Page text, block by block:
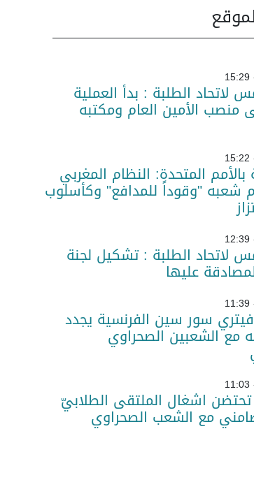
لاتحاد الطلبة : بدأ العملية
منصب الأمين العام ومكتبه
المتحدة: النظام المغربي
شعبه "وقوداً للمدافع" وكأسلوب
لاتحاد الطلبة : تشكيل لجنة
عليها
سور سين الفرنسية يجدد
مع الشعبين الصحراوي
تحتضن اشغال الملتقى الطلابيّ
مع الشعب الصحراوي